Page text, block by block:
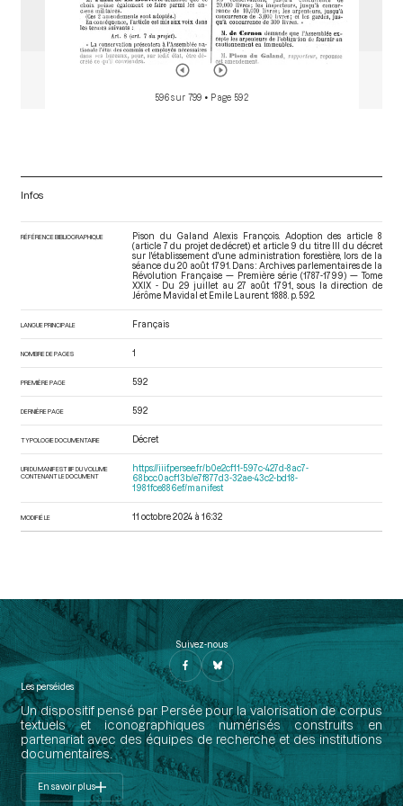
596 sur 799 • Page 592
Infos
RÉFÉRENCE BIBLIOGRAPHIQUE
Pison du Galand Alexis François. Adoption des article 8
(article 7 du projet de décret) et article 9 du titre III du décret
sur l'établissement d'une administration forestière, lors de la
séance du 20 août 1791. Dans : Archives parlementaires de la
Révolution Française — Première série (1787-1799) — Tome
XXIX - Du 29 juillet au 27 août 1791.
, sous la direction de
Jérôme Mavidal et Emile Laurent. 1888. p. 592.
LANGUE PRINCIPALE Français
NOMBRE DE PAGES 1
PREMIÈRE PAGE 592
DERNIÈRE PAGE 592
TYPOLOGIE DOCUMENTAIRE Décret
URI DU MANIFEST IIIF DU VOLUME
CONTENANT LE DOCUMENT
https://iiif.persee.fr/b0e2cf11-597c-427d-8ac7-
68bcc0acf13b/e7f877d3-32ae-43c2-bd18-
1981fce886ef/manifest
MODIFIÉ LE 11 octobre 2024 à 16:32
Suivez-nous
Les perséides
Un dispositif pensé par Persée pour la valorisation de corpus
textuels et iconographiques numérisés construits en
partenariat avec des équipes de recherche et des institutions
documentaires.
En savoir plus